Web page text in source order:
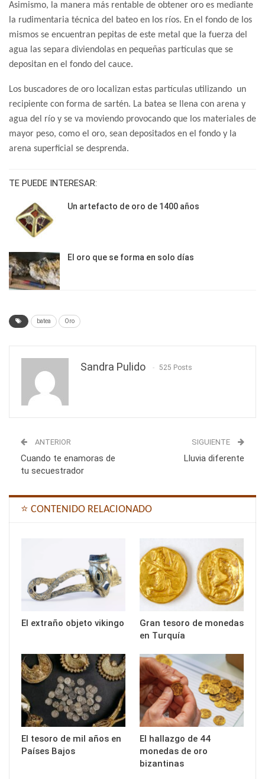
Asimismo, la manera más rentable de obtener oro es mediante
la rudimentaria técnica del bateo en los ríos. En el fondo de los
mismos se encuentran pepitas de este metal que la fuerza del
agua las separa diviendolas en pequeñas partículas que se
depositan en el fondo del cauce.
Los buscadores de oro localizan estas partículas utilizando un
recipiente con forma de sartén. La batea se llena con arena y
agua del río y se va moviendo provocando que los materiales de
mayor peso, como el oro, sean depositados en el fondo y la
arena superficial se desprenda.
TE PUEDE INTERESAR:
Un artefacto de oro de 1400 años
El oro que se forma en solo días
batea Oro
Sandra Pulido 525 Posts
ANTERIOR
Cuando te enamoras de
tu secuestrador
SIGUIENTE
Lluvia diferente
⭐ CONTENIDO RELACIONADO
El extraño objeto vikingo
Gran tesoro de monedas
en Turquía
El tesoro de mil años en
Países Bajos
El hallazgo de 44
monedas de oro
bizantinas